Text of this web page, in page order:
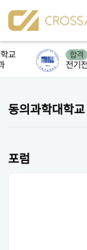
교
합격
전기
동의과학대학교
포럼